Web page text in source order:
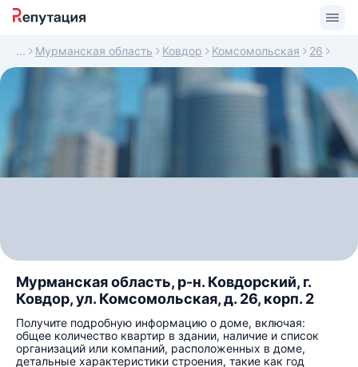
Мурманская область Ковдор Комсомольская 26
Мурманская область, р-н. Ковдорский, г.
Ковдор, ул. Комсомольская, д. 26, корп. 2
Получите подробную информацию о доме, включая:
общее количество квартир в здании, наличие и список
организаций или компаний, расположенных в доме,
детальные характеристики строения, такие как год